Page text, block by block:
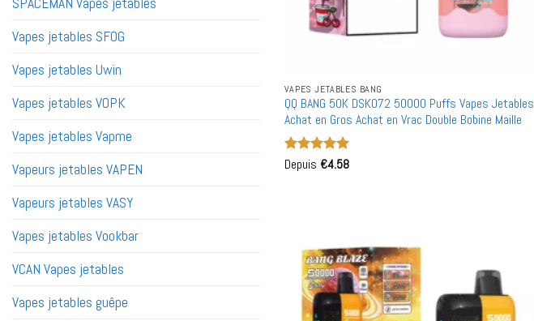
Vapes jetables SFOG
Vapes jetables Uwin
Vapes jetables VOPK
Vapes jetables Vapme
Vapeurs jetables VAPEN
Vapeurs jetables VASY
Vapes jetables Vookbar
VCAN Vapes jetables
Vapes jetables guêpe
VAPES JETABLES BANG
QQ BANG 50K DSK072 50000 Puffs Vapes Jetables
Achat en Gros Achat en Vrac Double Bobine Maille
Note5sur
Depuis €4.58